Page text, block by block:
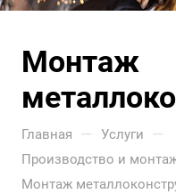
Монтаж
Главная — Услуги —
Производство и
Монтаж